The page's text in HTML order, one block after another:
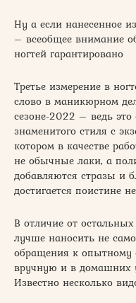
Ну а если нанесенное
– всеобщее внимание
ногтей гарантировано
Третье измерение в
слово в маникюрном
сезоне-2022 – ведь
знаменитого стиля с
котором в качестве
не обычные лаки, а
добавляются стразы и
достигается поистине
В отличие от
лучше наносить не
обращения к опытному
вручную и в домашних
Известно несколько